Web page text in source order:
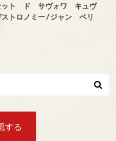
ット ド サヴォワ キュヴ
トロノミー / ジャン ペリ
する